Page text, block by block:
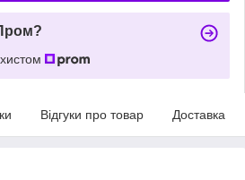
Відгуки про товар Доставка